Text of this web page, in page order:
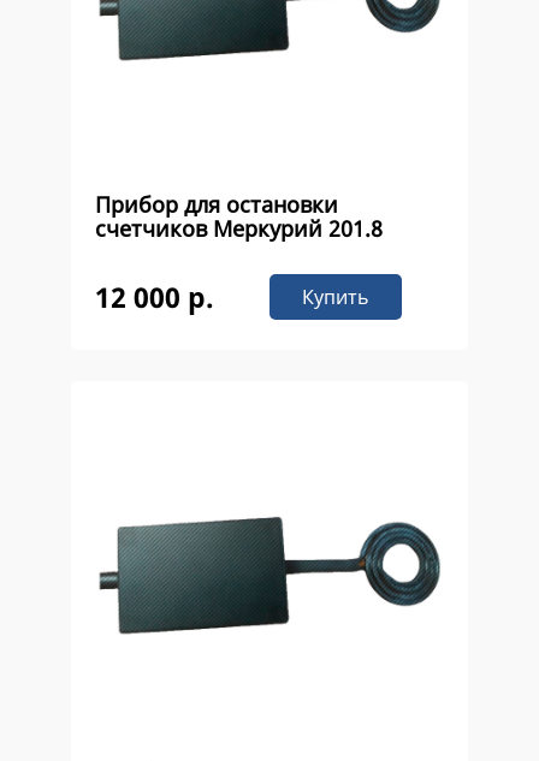
Прибор для остановки
счетчиков Меркурий 201.8
12 000 р. Купить